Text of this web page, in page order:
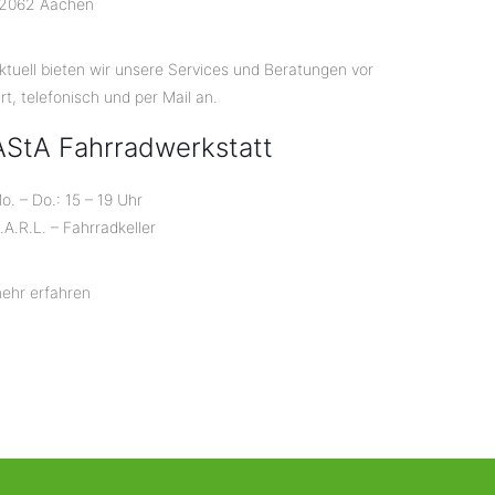
Aachen
bieten wir unsere Services und Beratungen vor
telefonisch und per Mail an.
Fahrradwerkstatt
– Do.: 15 – 19 Uhr
– Fahrradkeller
erfahren